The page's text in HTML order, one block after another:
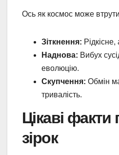
Ось як космос може
Зіткнення:
Наднова: Вибух
еволюцію.
Скупчення: Обмін
тривалість.
Цікаві
зірок